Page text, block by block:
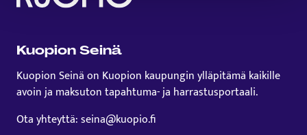
Kuopion Seinä
Kuopion Seinä on Kuopion kaupungin ylläpitämä kaikille
avoin ja maksuton tapahtuma- ja harrastusportaali.
Ota yhteyttä: seina@kuopio.fi